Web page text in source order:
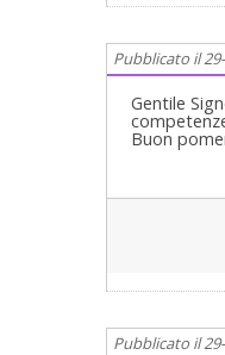
Pubblicato il
Gentile
Buon
Pubblicato il